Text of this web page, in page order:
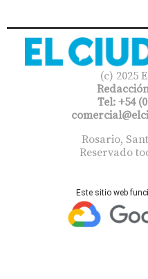
(c) 2025
Tel: +54
Rosario,
Reservado
Este sitio web